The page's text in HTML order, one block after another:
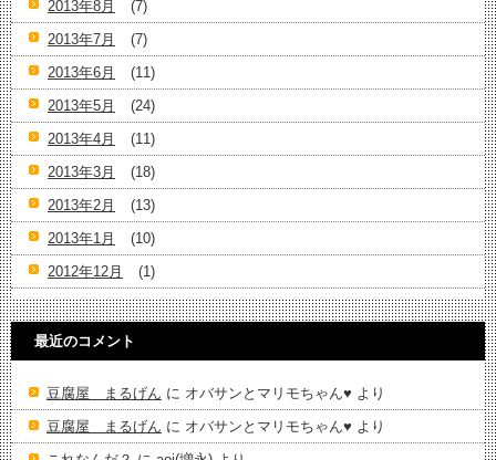
2013年8月
(7)
2013年7月
(7)
2013年6月
(11)
2013年5月
(24)
2013年4月
(11)
2013年3月
(18)
2013年2月
(13)
2013年1月
(10)
2012年12月
(1)
最近のコメント
豆腐屋 まるげん に オバサンとマリモちゃん♥️ より
豆腐屋 まるげん に オバサンとマリモちゃん♥️ より